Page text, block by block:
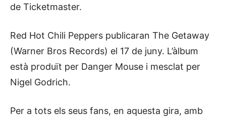
de Ticketmaster.
Red Hot Chili Peppers publicaran The Getaway
(Warner Bros Records) el 17 de juny. L’àlbum
està produït per Danger Mouse i mesclat per
Nigel Godrich.
Per a tots els seus fans, en aquesta gira, amb